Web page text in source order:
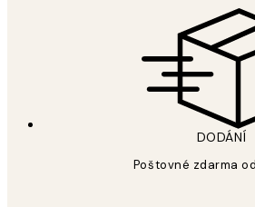
DODÁNÍ
Poštovné zdarma